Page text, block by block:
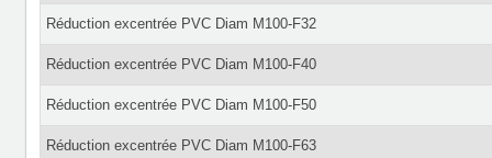
Réduction excentrée PVC Diam M100-F32
Réduction excentrée PVC Diam M100-F40
Réduction excentrée PVC Diam M100-F50
Réduction excentrée PVC Diam M100-F63